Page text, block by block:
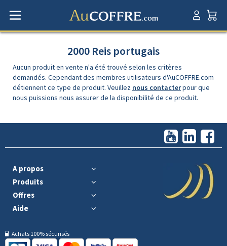
2000 Reis portugais
Aucun produit en vente n'a été trouvé selon les critères
demandés. Cependant des membres utilisateurs d'AuCOFFRE.com
détiennent ce type de produit. Veuillez nous contacterpour que
nous puissions nous assurer de la disponibilité de ce produit.
A propos
Produits
Offres
Aide
Achats 100% sécurisés